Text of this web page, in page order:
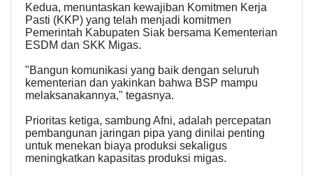
Kedua, menuntaskan kewajiban Komitmen Kerja
Pasti (KKP) yang telah menjadi komitmen
Pemerintah Kabupaten Siak bersama Kementerian
ESDM dan SKK Migas.
"Bangun komunikasi yang baik dengan seluruh
kementerian dan yakinkan bahwa BSP mampu
melaksanakannya," tegasnya.
Prioritas ketiga, sambung Afni, adalah percepatan
pembangunan jaringan pipa yang dinilai penting
untuk menekan biaya produksi sekaligus
meningkatkan kapasitas produksi migas.